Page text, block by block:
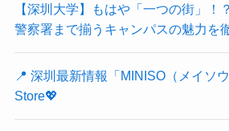
【深圳大学】もはや「一つの街」！
警察署まで揃うキャンパスの魅力を
📍 深圳最新情報「MINISO（メイソ
Store💖